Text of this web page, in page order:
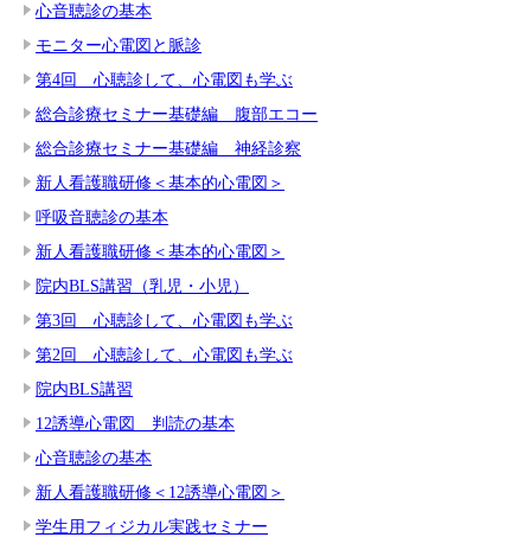
心音聴診の基本
モニター心電図と脈診
第4回 心聴診して、心電図も学ぶ
総合診療セミナー基礎編 腹部エコー
総合診療セミナー基礎編 神経診察
新人看護職研修＜基本的心電図＞
呼吸音聴診の基本
新人看護職研修＜基本的心電図＞
院内BLS講習（乳児・小児）
第3回 心聴診して、心電図も学ぶ
第2回 心聴診して、心電図も学ぶ
院内BLS講習
12誘導心電図 判読の基本
心音聴診の基本
新人看護職研修＜12誘導心電図＞
学生用フィジカル実践セミナー